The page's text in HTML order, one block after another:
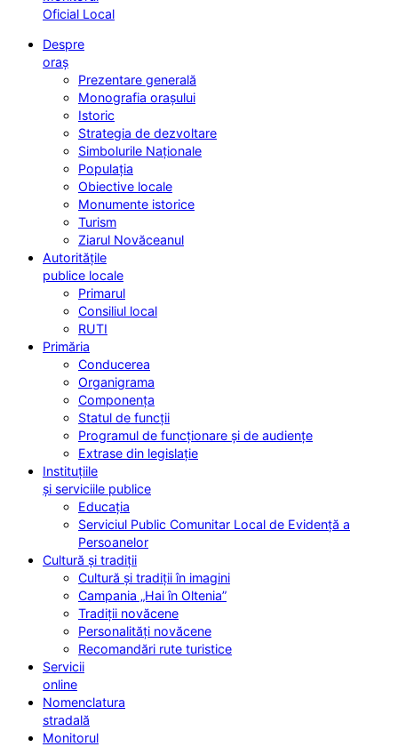
Oficial Local
Despre
oraș
Prezentare generală
Monografia orașului
Istoric
Strategia de dezvoltare
Simbolurile Naționale
Populația
Obiective locale
Monumente istorice
Turism
Ziarul Novăceanul
Autoritățile
publice locale
Primarul
Consiliul local
RUTI
Primăria
Conducerea
Organigrama
Componența
Statul de funcții
Programul de funcționare și de audiențe
Extrase din legislație
Instituțiile
și serviciile publice
Educația
Serviciul Public Comunitar Local de Evidență a
Persoanelor
Cultură și tradiții
Cultură și tradiții în imagini
Campania „Hai în Oltenia”
Tradiții novăcene
Personalități novăcene
Recomandări rute turistice
Servicii
online
Nomenclatura
stradală
Monitorul